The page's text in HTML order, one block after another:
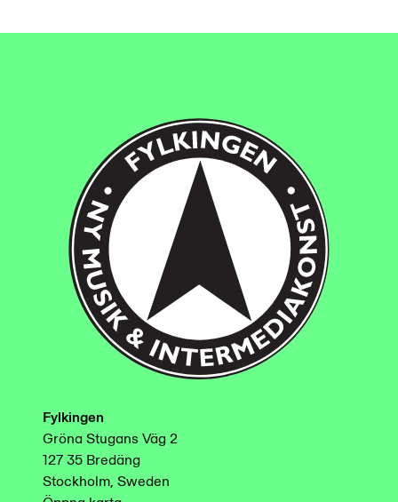
Fylkingen
Gröna Stugans Väg 2
127 35 Bredäng
Stockholm, Sweden